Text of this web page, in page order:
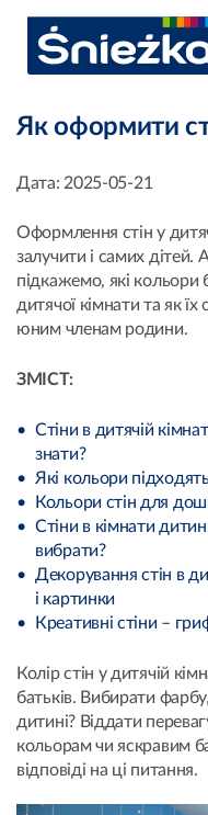
Як оформити
Дата: 2025-05-21
Оформлення стін у
залучити і самих дітей.
підкажемо, які
дитячої кімнати та як
юним членам родини.
ЗМІСТ:
Стіни в дитячій
знати?
Які кольори
Кольори стін для
Стіни в кімнати
вибрати?
Декорування стін в
і картинки
Креативні стіни –
Колір стін у дитячій
батьків. Вибирати
дитині? Віддати
кольорам чи яскравим
відповіді на ці питання.